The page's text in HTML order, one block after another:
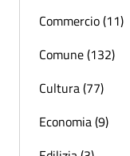
Commercio (11)
Comune (132)
Cultura (77)
Economia (9)